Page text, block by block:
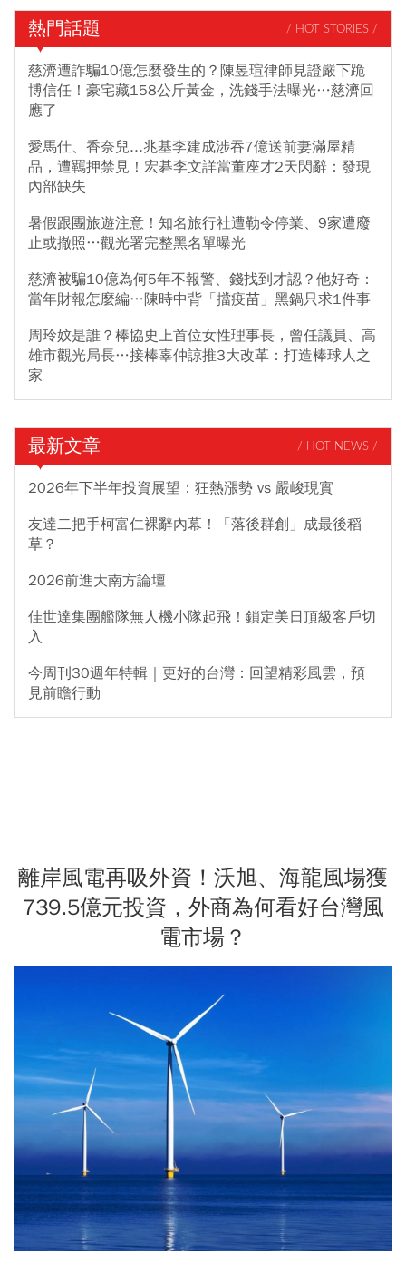
熱門話題 / HOT STORIES /
慈濟遭詐騙10億怎麼發生的？陳昱瑄律師見證嚴下跪
博信任！豪宅藏158公斤黃金，洗錢手法曝光…慈濟回
應了
愛馬仕、香奈兒...兆基李建成涉吞7億送前妻滿屋精
品，遭羈押禁見！宏碁李文詳當董座才2天閃辭：發現
內部缺失
暑假跟團旅遊注意！知名旅行社遭勒令停業、9家遭廢
止或撤照…觀光署完整黑名單曝光
慈濟被騙10億為何5年不報警、錢找到才認？他好奇：
當年財報怎麼編…陳時中背「擋疫苗」黑鍋只求1件事
周玲妏是誰？棒協史上首位女性理事長，曾任議員、高
雄市觀光局長…接棒辜仲諒推3大改革：打造棒球人之
家
最新文章 / HOT NEWS /
2026年下半年投資展望：狂熱漲勢 vs 嚴峻現實
友達二把手柯富仁裸辭內幕！「落後群創」成最後稻
草？
2026前進大南方論壇
佳世達集團艦隊無人機小隊起飛！鎖定美日頂級客戶切
入
今周刊30週年特輯｜更好的台灣：回望精彩風雲，預
見前瞻行動
離岸風電再吸外資！沃旭、海龍風場獲
739.5億元投資，外商為何看好台灣風
電市場？